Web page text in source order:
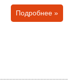
жителей.
отличные
в
Подробнее »